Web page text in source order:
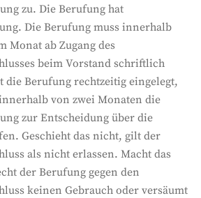
zu. Die Berufung hat
Die Berufung muss innerhalb
Monat ab Zugang des
beim Vorstand schriftlich
die Berufung rechtzeitig eingelegt,
von zwei Monaten die
zur Entscheidung über die
Geschieht das nicht, gilt der
als nicht erlassen. Macht das
der Berufung gegen den
keinen Gebrauch oder versäumt